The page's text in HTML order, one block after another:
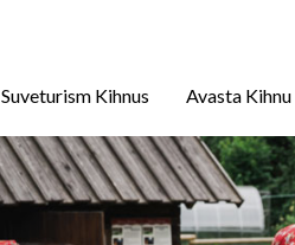
Suveturism Kihnus Avasta Kihnu